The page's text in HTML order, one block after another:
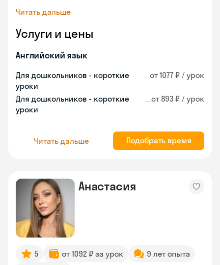
Читать дальше
Услуги и цены
Английский язык
Для дошкольников - короткие
уроки
от 1077 ₽ / урок
Для дошкольников - короткие
уроки
от 893 ₽ / урок
Читать дальше Подобрать время
Анастасия
5 от 1092 ₽ за урок
9 лет опыта